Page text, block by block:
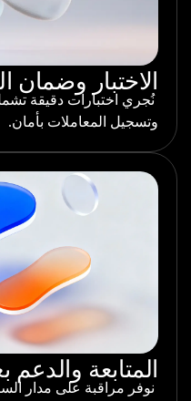
الاختبار وضمان
نُجري اختبارات دقيقة
وتسجيل المعاملات بأمان.
المتابعة والدعم
نوفر مراقبة على مدار